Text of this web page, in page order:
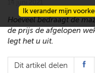
Hoeveel bedraagt de
de prijs de afgelopen
legt het u uit.
Dit artikel delen
Ik verander mijn